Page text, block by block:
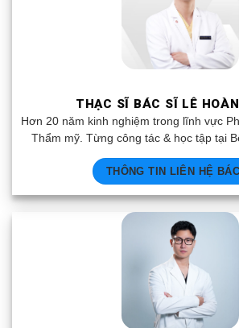
THẠC SĨ BÁC SĨ LÊ
Hơn 20 năm kinh nghiệm trong lĩnh vực
Thẩm mỹ. Từng công tác & học tập tại
THÔNG TIN LIÊN HỆ